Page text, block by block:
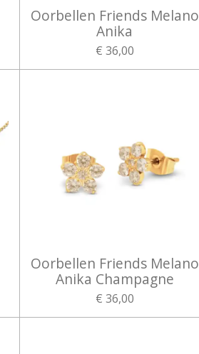
Oorbellen Friends Melano
Anika
€ 36,00
Oorbellen Friends Melano
Anika Champagne
€ 36,00